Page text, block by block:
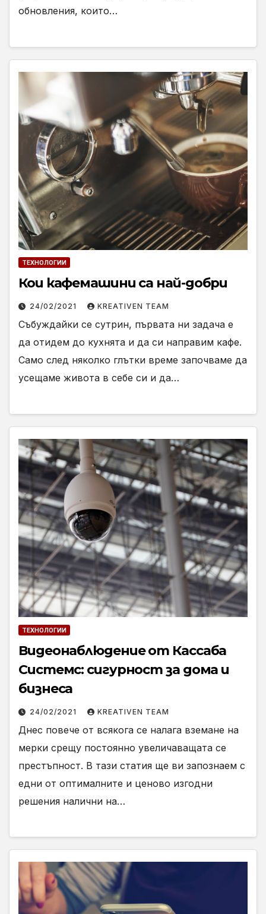
обновления, които…
ТЕХНОЛОГИИ
Кои кафемашини са най-добри
24/02/2021 KREATIVEN TEAM
Събуждайки се сутрин, първата ни задача е
да отидем до кухнята и да си направим кафе.
Само след няколко глътки време започваме да
усещаме живота в себе си и да…
ТЕХНОЛОГИИ
Видеонаблюдение от Кассаба
Системс: сигурност за дома и
бизнеса
24/02/2021 KREATIVEN TEAM
Днес повече от всякога се налага вземане на
мерки срещу постоянно увеличаващата се
престъпност. В тази статия ще ви запознаем с
едни от оптималните и ценово изгодни
решения налични на…